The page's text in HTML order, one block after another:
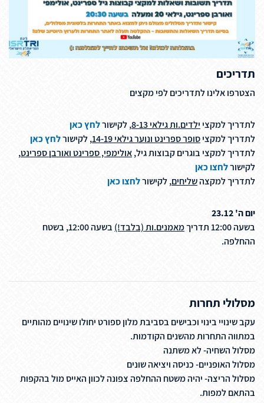
תדריכים
הצטרפו אלינו לתדריכים לפי מקצים
לתדריך למקצי ילדים.ות גילאי 8-13 , לקישורלחץ כאן
לתדריך למקציסופר ספרינט ונוער גילאי 14-19 , לקישורלחץ כאן
לתדריך למקצי בוגרים קבוצות גיל,אולימפי, ספרינט ואורבן ספרינט,
לקישורלחצו כאן
לתדריך למקצהשליחים, לקישורלחצו כאן
יום ה' 23.12
בשעה 12:00 תדריך
מאמנים.ות (בלבד!)
בשעה 12:00, בשטח
ההחלפה.
מסלולי תחרות
עקב שינויי בינוי וכבישים בסביבת מלון ספורט יחולו שינויים מהותיים
במתווה התחרות מהשנים הקודמות.
מסלול השחיה- לא משתנה
מסלול האופניים- כניסה ויציאה שונים
מסלול הריצה- יהיה משטח ההחלפה צפונה לכוון האייס מול בהקפות
בהתאם למפות.